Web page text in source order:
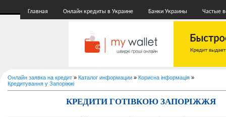
Главная Онлайн кредиты в Украине Банки Украины Частые
Онлайн заявка на кредит » Каталог информации » Корисна інформація »
Кредитування у Запоріжжі
КРЕДИТИ ГОТІВКОЮ ЗАПОРІЖЖЯ